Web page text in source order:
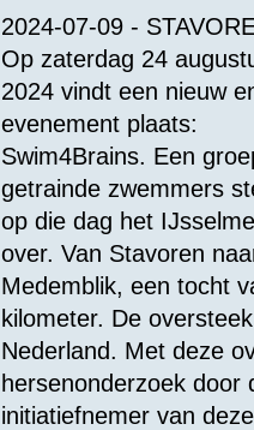
2024-07-09 -
Op zaterdag 24
2024 vindt een nieuw
evenement plaats:
Swim4Brains. Een
getrainde zwemmers
op die dag het
over. Van Stavoren
Medemblik, een tocht
kilometer. De
Nederland. Met deze
hersenonderzoek door
initiatiefnemer van